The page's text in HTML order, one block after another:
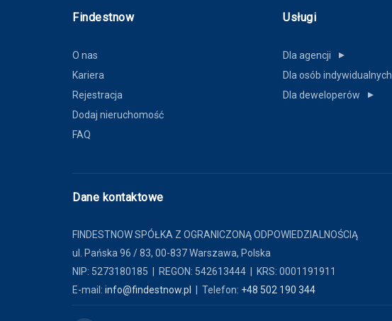
Findestnow
O nas
Kariera
Rejestracja
Dodaj nieruchomość
FAQ
Usługi
Dla agencji ▼
Dla osób indywidualnych
Dla deweloperów ▼
Dane kontaktowe
FINDESTNOW SPÓŁKA Z OGRANICZONĄ ODPOWIEDZIALNOŚCIĄ
ul. Pańska 96 / 83, 00-837 Warszawa, Polska
NIP: 5273180185 | REGON: 542613444 | KRS: 0001191911
E-mail: info@findestnow.pl | Telefon: +48 502 190 344